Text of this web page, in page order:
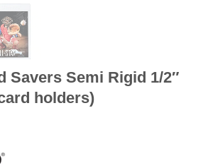
Savers Semi Rigid 1/2″
holders)